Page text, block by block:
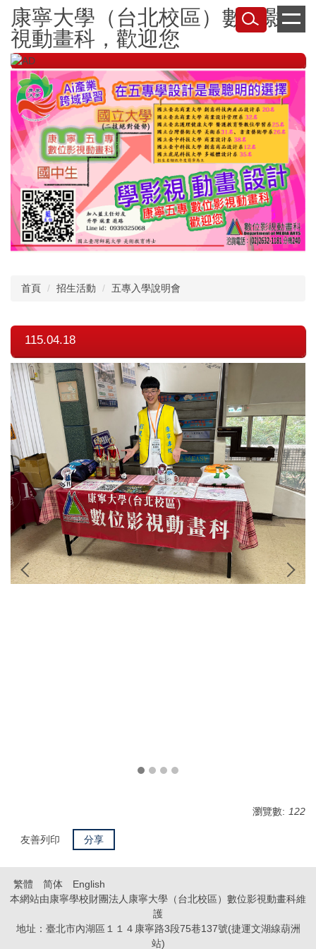
跳
到
主
要
內
容
康寧大學（台北校區）數位影
視動畫科，歡迎您
首頁 招生活動 五專入學說明會
115.04.18
瀏覽數: 122
友善列印 分享
繁體 简体
English
本網站由康寧學校財團法人康寧大學（台北校區）數位影視動畫科維
護
地址：臺北市內湖區１１４康寧路3段75巷137號(捷運文湖線葫洲
站)